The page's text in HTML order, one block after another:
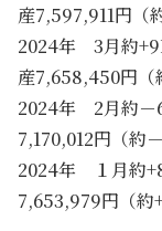
産7,597,911円（
2024年 3月約
産7,658,450円（
2024年 2月約－
7,170,012円（約
2024年 １月約
7,653,979円（約